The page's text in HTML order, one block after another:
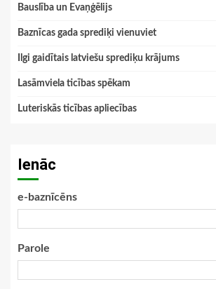
Bauslība un Evaņģēlijs
Baznīcas gada sprediķi vienuviet
Ilgi gaidītais latviešu sprediķu krājums
Lasāmviela ticības spēkam
Luteriskās ticības apliecības
Ienāc
e-baznīcēns
Parole